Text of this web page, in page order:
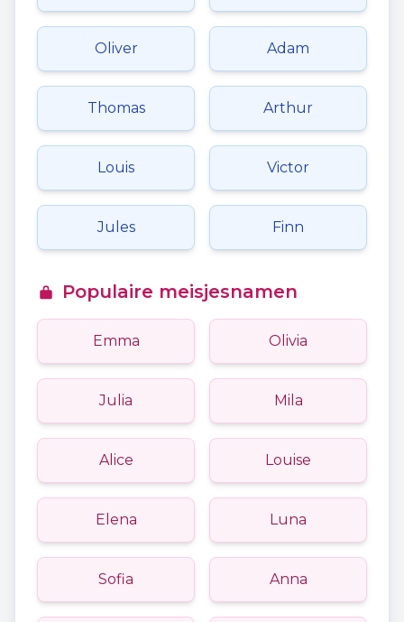
Oliver Adam
Thomas Arthur
Louis Victor
Jules Finn
Populaire meisjesnamen
Emma Olivia
Julia Mila
Alice Louise
Elena Luna
Sofia Anna